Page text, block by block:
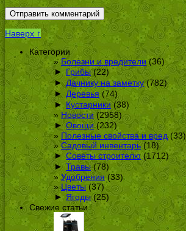
Наверх ↑
Категории
Болезни и вредители(36)
► Грибы(22)
► Дачнику на заметку(782)
► Деревья (74)
► Кустарники(38)
Новости (2958)
► Овощи(232)
Полезные свойства и вред(33)
Садовый инвентарь(18)
► Советы строителю(1712)
► Травы(78)
Удобрения(33)
Цветы (37)
► Ягоды(25)
Свежие статьи